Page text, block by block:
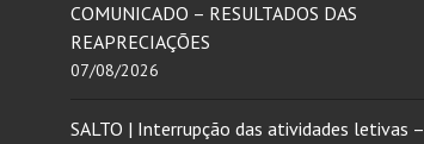
COMUNICADO – RESULTADOS DAS
REAPRECIAÇÕES
07/08/2026
SALTO | Interrupção das atividades letivas –